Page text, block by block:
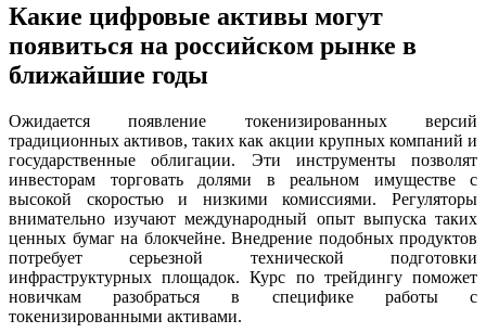
Какие цифровые активы могут
появиться на российском рынке в
ближайшие годы
Ожидается появление токенизированных версий
традиционных активов, таких как акции крупных компаний и
государственные облигации. Эти инструменты позволят
инвесторам торговать долями в реальном имуществе с
высокой скоростью и низкими комиссиями. Регуляторы
внимательно изучают международный опыт выпуска таких
ценных бумаг на блокчейне. Внедрение подобных продуктов
потребует серьезной технической подготовки
инфраструктурных площадок. Курс по трейдингу поможет
новичкам разобраться в специфике работы с
токенизированными активами.